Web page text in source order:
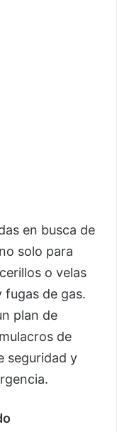
en busca de
solo para
o velas
fugas de gas.
plan de
de
seguridad y